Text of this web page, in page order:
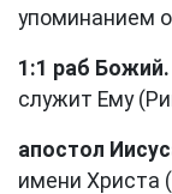
упоминанием
1:1 раб Божий.
служит Ему (
апостол
имени Христа (